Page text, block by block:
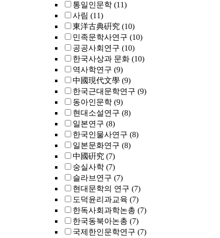
통일인문학 (11)
사림 (11)
東洋古典硏究 (10)
민족문학사연구 (10)
공공사회연구 (10)
한국사상과 문화 (10)
역사학연구 (9)
中國現代文學 (9)
한국근대문학연구 (9)
동아인문학 (9)
현대소설연구 (8)
일본연구 (8)
한국인물사연구 (8)
일본문화연구 (8)
中國硏究 (7)
숭실사학 (7)
슬라브연구 (7)
현대문학의 연구 (7)
도덕윤리과교육 (7)
한독사회과학논총 (7)
한국동북아논총 (7)
국제한인문학연구 (7)